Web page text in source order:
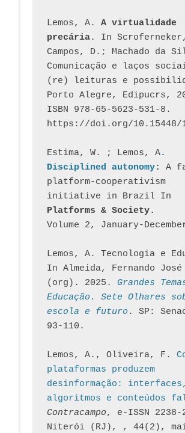
Lemos, A. A virtualidade
precária. In
Campos, D.; Machado da
Comunicação e laços
(re) leituras e
Porto Alegre, Edipucrs,
ISBN 978-65-5623-531-8.
https://doi.org/10.15448/
Estima, W. ; Lemos, A.
Disciplined autonomy: A
platform-cooperativism
initiative in Brazil In
Platforms & Society.
Volume 2, January-
Lemos, A. Tecnologia e
In Almeida, Fernando José
(org). 2025. Grandes
Educação. Sete Olhares
escola e futuro. SP:
93-110.
Lemos, A., Oliveira, F.
plataformas produzem
desinformação: interfaces,
algoritmos e conteúdos
Contracampo, e-ISSN 2238-
Niterói (RJ), , 44(2),